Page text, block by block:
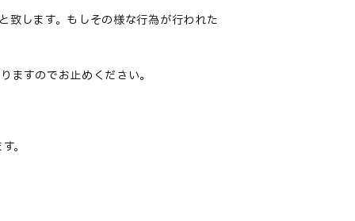
致します。もしその様な行為が行われた
ますのでお止めください。
。